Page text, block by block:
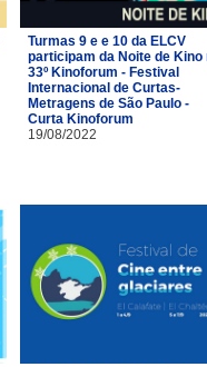
Turmas 9 e e 10 da ELCV
participam da Noite de Kino
33º Kinoforum - Festival
Internacional de Curtas-
Metragens de São Paulo -
Curta Kinoforum
19/08/2022